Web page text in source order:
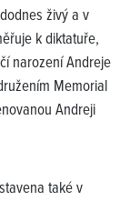
živý a v
k diktatuře,
narození Andreje
Memorial
Andreji
také v